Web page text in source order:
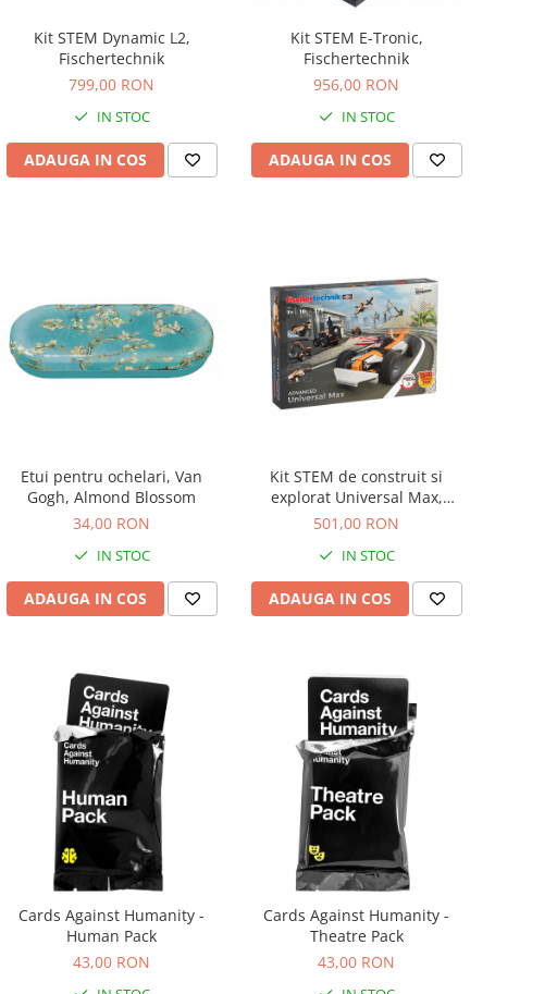
Kit STEM Dynamic L2,
Fischertechnik
799,00 RON
IN STOC
ADAUGA IN COS
Kit STEM E-Tronic,
Fischertechnik
956,00 RON
IN STOC
ADAUGA IN COS
Etui pentru ochelari, Van
Gogh, Almond Blossom
34,00 RON
IN STOC
ADAUGA IN COS
Kit STEM de construit si
explorat Universal Max,
Fischertechnik
501,00 RON
IN STOC
ADAUGA IN COS
Cards Against Humanity -
Human Pack
43,00 RON
Cards Against Humanity -
Theatre Pack
43,00 RON